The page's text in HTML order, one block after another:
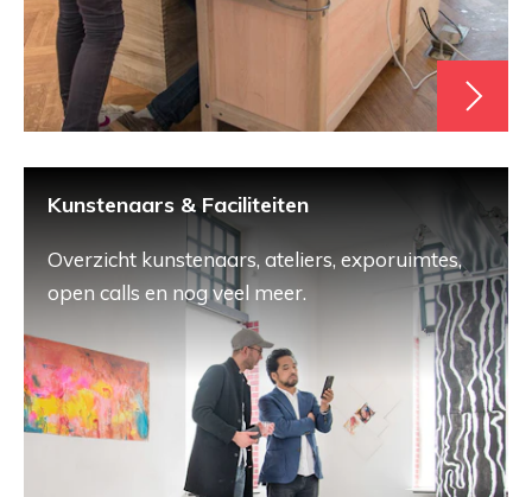
Kunstenaars & Faciliteiten
Overzicht kunstenaars, ateliers, exporuimtes,
open calls en nog veel meer.